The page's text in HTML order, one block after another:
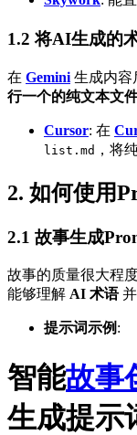
1.2 将AI生成的
在 Gemini 生成内容
行一个的纯文本文
Cursor: 在
list.md ，将
2. 如何使用
2.1 故事生成
故事的质量很大程
能够理解 AI 术语并
提示词示例 :
智能故事
生成提示